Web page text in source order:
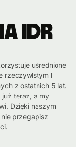
IDR
uśrednione
rzeczywistym i
z ostatnich 5 lat.
już teraz, a my
Dzięki naszym
przegapisz